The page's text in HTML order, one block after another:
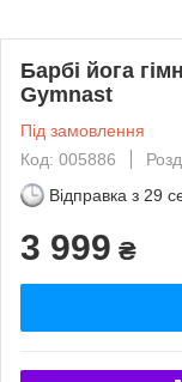
Барбі йога
Gymnast
Під замовлення
Код: 005886
Відправка з 29
3 999 ₴